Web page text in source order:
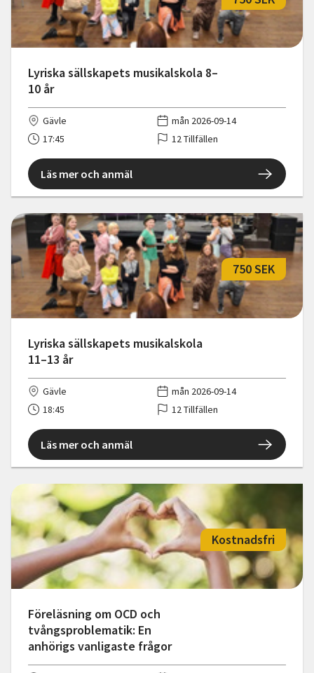
Lyriska sällskapets musikalskola 8–
10 år
Gävle
mån 2026-09-14
17:45
12 Tillfällen
Läs mer och anmäl
Lyriska sällskapets musikalskola
11–13 år
750 SEK
Gävle
mån 2026-09-14
18:45
12 Tillfällen
Läs mer och anmäl
Föreläsning om OCD och
tvångsproblematik: En
anhörigs vanligaste frågor
Kostnadsfri